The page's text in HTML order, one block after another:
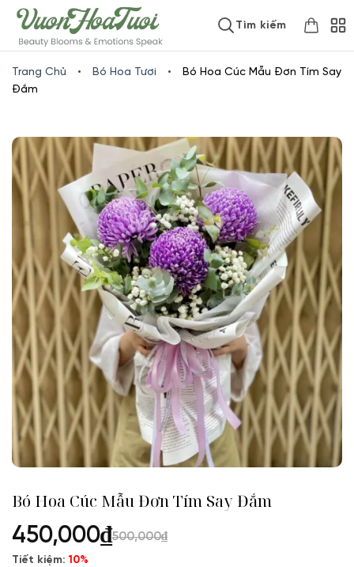
www.vuonhoatuoi.vnSkip
to
content
Tìm kiếm
Trang Chủ • Bó Hoa Tươi •
Bó Hoa Cúc Mẫu Đơn Tím Say
Đắm
Bó Hoa Cúc Mẫu Đơn Tím Say Đắm
450,000₫500,000₫
Tiết kiệm:10%